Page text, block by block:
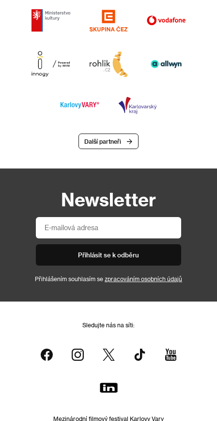
Další partneři
Newsletter
Přihlásit se k odběru
Přihlášením souhlasím se zpracováním osobních údajů
Sledujte nás na síti:
Mezinárodní filmový festival Karlovy Vary